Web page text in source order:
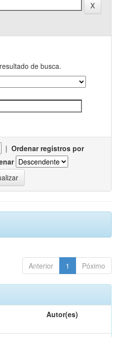
de busca.
| Ordenar registros por
Anterior 1 Póximo
Autor(es)